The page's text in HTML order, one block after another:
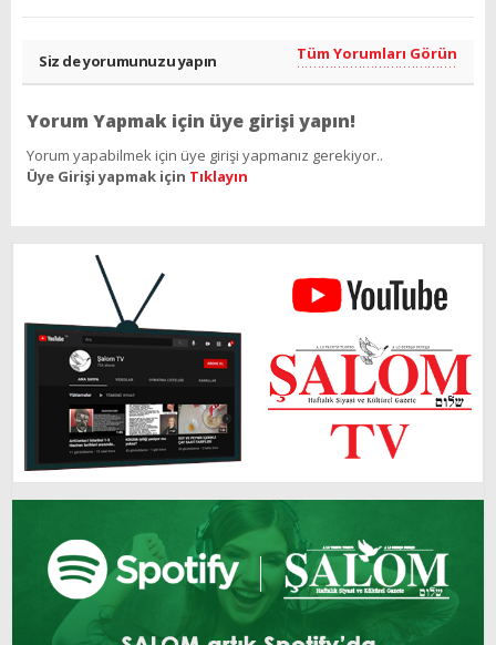
Siz de yorumunuzu yapın Tüm Yorumları Görün
Yorum Yapmak için üye girişi yapın!
Yorum yapabilmek için üye girişi yapmanız gerekiyor..
Üye Girişi yapmak için Tıklayın